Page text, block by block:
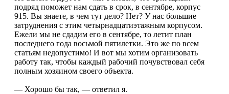
подряд поможет нам сдать в срок, в сентябре, корпус
915. Вы знаете, в чем тут дело? Нет? У нас большие
затруднения с этим четырнадцатиэтажным корпусом.
Ежели мы не сдадим его в сентябре, то летит план
последнего года восьмой пятилетки. Это же по всем
статьям недопустимо! И вот мы хотим организовать
работу так, чтобы каждый рабочий почувствовал себя
полным хозяином своего объекта.
— Хорошо бы так, — ответил я.